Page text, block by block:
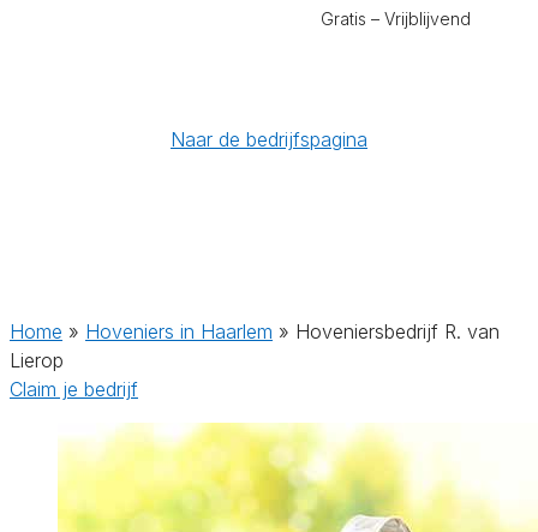
Gratis – Vrijblijvend
Naar de bedrijfspagina
Home » Hoveniers in Haarlem » Hoveniersbedrijf R. van
Lierop
Claim je bedrijf